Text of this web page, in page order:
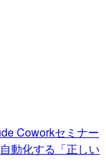
Coworkセミナー
動化する「正しい